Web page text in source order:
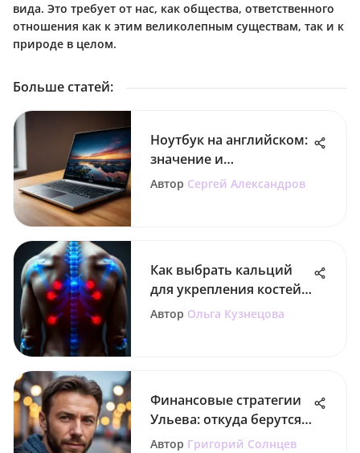
вида. Это требует от нас, как общества, ответственного
отношения как к этим великолепным существам, так и к
природе в целом.
Больше статей:
Ноутбук на английском:
значение и
использование
Автор Сергей Александров
Как выбрать кальций
для укрепления костей
при остеопорозе
Автор Ольга Кузнецова
Финансовые стратегии
Ульева: откуда берутся
деньги?
Автор Григорий Солнцев